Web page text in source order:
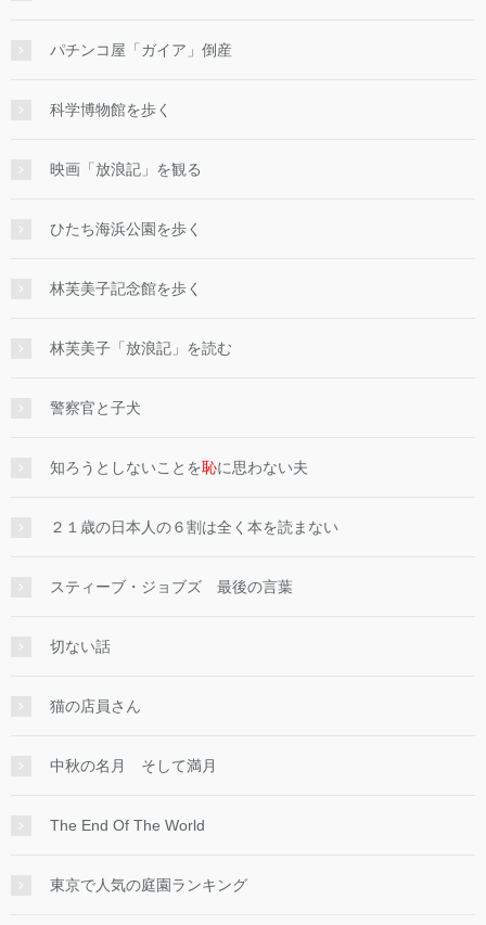
パチンコ屋「ガイア」倒産
科学博物館を歩く
映画「放浪記」を観る
ひたち海浜公園を歩く
林芙美子記念館を歩く
林芙美子「放浪記」を読む
警察官と子犬
知ろうとしないことを恥に思わない夫
２１歳の日本人の６割は全く本を読まない
スティーブ・ジョブズ 最後の言葉
切ない話
猫の店員さん
中秋の名月 そして満月
The End Of The World
東京で人気の庭園ランキング